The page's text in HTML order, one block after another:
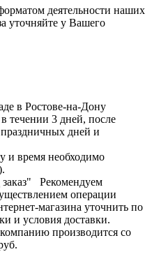
деятельности наших
уточняйте у Вашего
в Ростове-на-Дону
течении 3 дней, после
дней и
и время необходимо
Рекомендуем
операции
магазина уточнить по
и условия доставки.
производится со